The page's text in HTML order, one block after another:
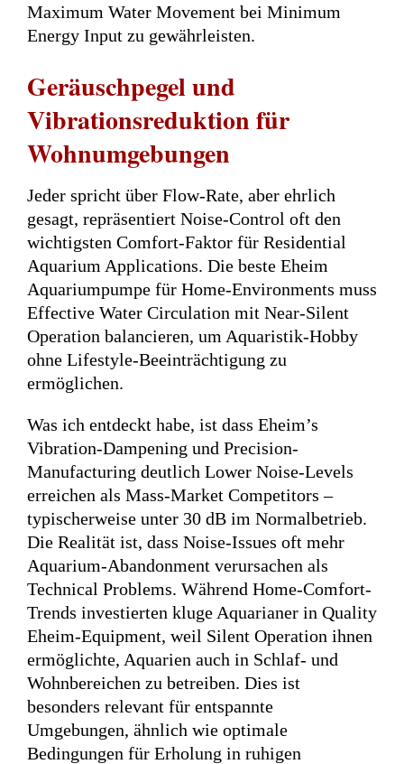
Maximum Water Movement bei Minimum
Energy Input zu gewährleisten.
Geräuschpegel und
Vibrationsreduktion für
Wohnumgebungen
Jeder spricht über Flow-Rate, aber ehrlich
gesagt, repräsentiert Noise-Control oft den
wichtigsten Comfort-Faktor für Residential
Aquarium Applications. Die beste Eheim
Aquariumpumpe für Home-Environments muss
Effective Water Circulation mit Near-Silent
Operation balancieren, um Aquaristik-Hobby
ohne Lifestyle-Beeinträchtigung zu
ermöglichen.
Was ich entdeckt habe, ist dass Eheim’s
Vibration-Dampening und Precision-
Manufacturing deutlich Lower Noise-Levels
erreichen als Mass-Market Competitors –
typischerweise unter 30 dB im Normalbetrieb.
Die Realität ist, dass Noise-Issues oft mehr
Aquarium-Abandonment verursachen als
Technical Problems. Während Home-Comfort-
Trends investierten kluge Aquarianer in Quality
Eheim-Equipment, weil Silent Operation ihnen
ermöglichte, Aquarien auch in Schlaf- und
Wohnbereichen zu betreiben. Dies ist
besonders relevant für entspannte
Umgebungen, ähnlich wie optimale
Bedingungen für Erholung in ruhigen